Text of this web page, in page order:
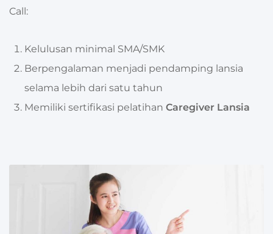
Call:
Kelulusan minimal SMA/SMK
Berpengalaman menjadi pendamping lansia
selama lebih dari satu tahun
Memiliki sertifikasi pelatihan Caregiver Lansia